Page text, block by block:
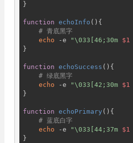
}
function echoInfo (){
# 青底黑字
echo -e "\033[46;30m $1
}
function echoSuccess (){
# 绿底黑字
echo -e "\033[42;30m $1
}
function echoPrimary (){
# 蓝底白字
echo -e "\033[44;37m $1
}